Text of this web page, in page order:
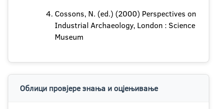
Cossons, N. (ed.) (2000) Perspectives on
Industrial Archaeology, London : Science
Museum
Облици провјере знања и оцјењивање